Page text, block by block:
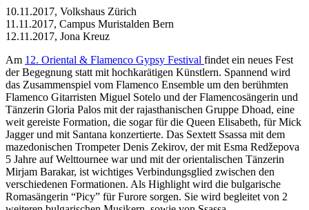
10.11.2017, Volkshaus Zürich
11.11.2017, Campus Muristalden Bern
12.11.2017, Jona Kreuz
Am 12. Oriental & Flamenco Gypsy Festival findet ein neues Fest
der Begegnung statt mit hochkarätigen Künstlern. Spannend wird
das Zusammenspiel vom Flamenco Ensemble um den berühmten
Flamenco Gitarristen Miguel Sotelo und der Flamencosängerin und
Tänzerin Gloria Palos mit der rajasthanischen Gruppe Dhoad, eine
weit gereiste Formation, die sogar für die Queen Elisabeth, für Mick
Jagger und mit Santana konzertierte. Das Sextett Ssassa mit dem
mazedonischen Trompeter Denis Zekirov, der mit Esma Redžepova
5 Jahre auf Welttournee war und mit der orientalischen Tänzerin
Mirjam Barakar, ist wichtiges Verbindungsglied zwischen den
verschiedenen Formationen. Als Highlight wird die bulgarische
Romasängerin “Picy” für Furore sorgen. Sie wird begleitet von 2